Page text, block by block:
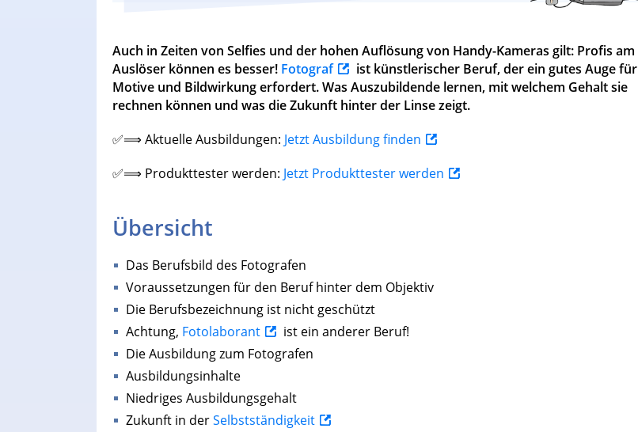
Auch in Zeiten von Selfies und der hohen Auflösung von Handy-Kameras gilt: Profis am
Auslöser können es besser! Fotograf
ist künstlerischer Beruf, der ein gutes Auge für
Motive und Bildwirkung erfordert. Was Auszubildende lernen, mit welchem Gehalt sie
rechnen können und was die Zukunft hinter der Linse zeigt.
✅⟹ Aktuelle Ausbildungen: Jetzt Ausbildung finden
✅⟹ Produkttester werden: Jetzt Produkttester werden
Übersicht
Das Berufsbild des Fotografen
Voraussetzungen für den Beruf hinter dem Objektiv
Die Berufsbezeichnung ist nicht geschützt
Achtung, Fotolaborant
ist ein anderer Beruf!
Die Ausbildung zum Fotografen
Ausbildungsinhalte
Niedriges Ausbildungsgehalt
Zukunft in derSelbstständigkeit